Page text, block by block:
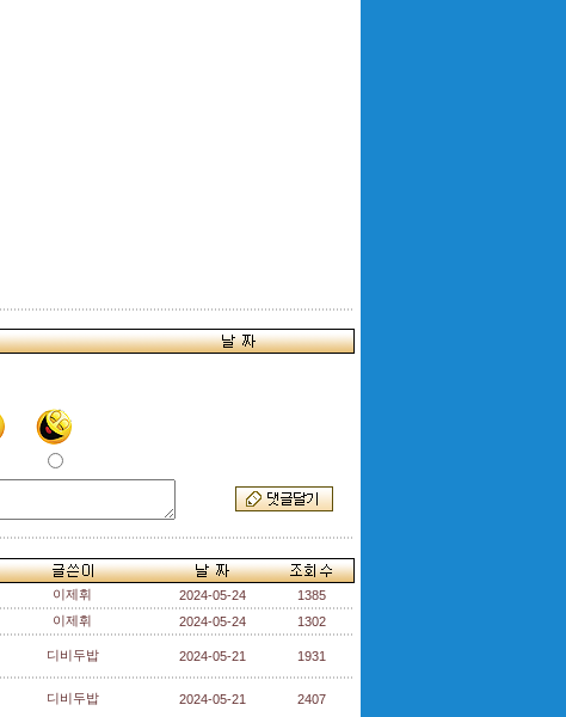
이제휘 2024-05-24
1385
이제휘 2024-05-24 1302
디비두밥 2024-05-21 1931
디비두밥 2024-05-21 2407